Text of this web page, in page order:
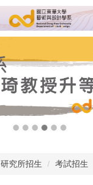
研究所招生 考試招生